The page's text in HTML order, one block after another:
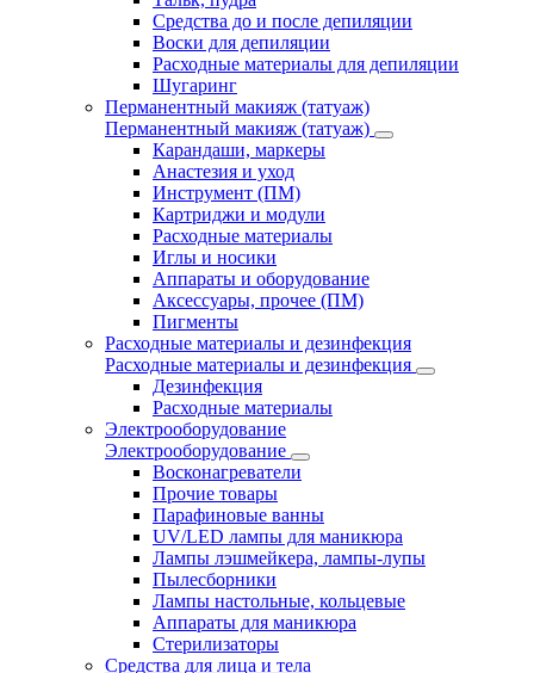
Средства до и после депиляции
Воски для депиляции
Расходные материалы для депиляции
Шугаринг
Перманентный макияж (татуаж)
Перманентный макияж (татуаж)
Карандаши, маркеры
Анастезия и уход
Инструмент (ПМ)
Картриджи и модули
Расходные материалы
Иглы и носики
Аппараты и оборудование
Аксессуары, прочее (ПМ)
Пигменты
Расходные материалы и дезинфекция
Расходные материалы и дезинфекция
Дезинфекция
Расходные материалы
Электрооборудование
Электрооборудование
Восконагреватели
Прочие товары
Парафиновые ванны
UV/LED лампы для маникюра
Лампы лэшмейкера, лампы-лупы
Пылесборники
Лампы настольные, кольцевые
Аппараты для маникюра
Стерилизаторы
Средства для лица и тела